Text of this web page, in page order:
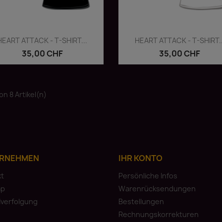
Vorschau
ATTACK - T-SHIRT...
35,00 CHF
Vorschau
HEART ATTACK - T-
35,00 CHF
8 Artikel(n)
IHR KONTO
Persönliche Infos
Warenrücksendungen
Bestellungen
Rechnungskorrekturen